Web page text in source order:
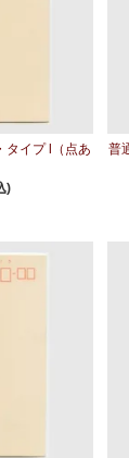
タイプ l（点あ
)
普